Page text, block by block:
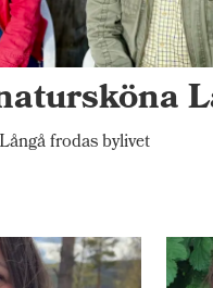
frodas bylivet